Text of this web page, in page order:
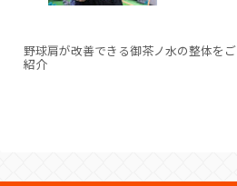
野球肩が改善できる御茶ノ水の整体をご
紹介